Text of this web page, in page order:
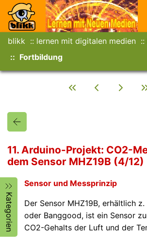
blikk lernen mit digitalen medien
Fortbildung
11. Arduino-Projekt: CO2-
dem Sensor MHZ19B (4/12)
Kategorien
Sensor und Messprinzip
Der Sensor MHZ19B, erhältlich
oder Banggood, ist ein Sensor
CO2-Gehalts der Luft und der